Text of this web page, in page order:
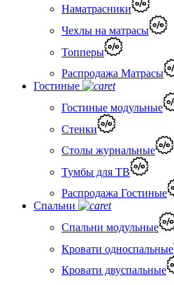
Наматрасники
Чехлы на матрасы
Топперы
Распродажа Матрасы
Гостиные
Гостиные модульные
Стенки
Столы журнальные
Тумбы для ТВ
Распродажа Гостиные
Спальни
Спальни модульные
Кровати односпальные
Кровати двуспальные